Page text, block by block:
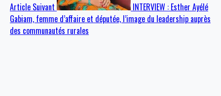
Article Suivant
INTERVIEW : Esther Ayélé
Gabiam, femme d’affaire et députée, l’image du leadership auprès
des communautés rurales